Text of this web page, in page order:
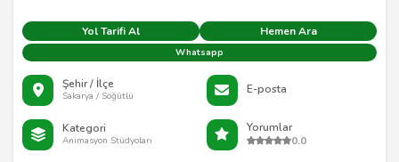
Yol Tarifi Al Hemen Ara
Whatsapp
Şehir / İlçe
Sakarya / Söğütlü E-posta
Kategori
Animasyon Stüdyoları
Yorumlar
0.0